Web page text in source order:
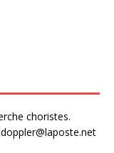
choristes.